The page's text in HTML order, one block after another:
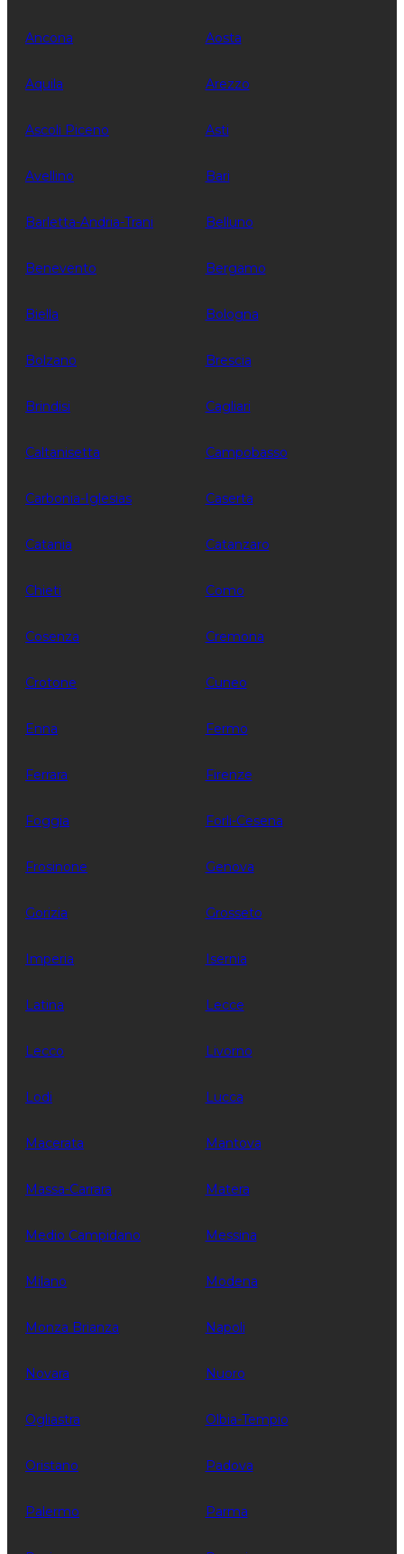
Ancona Aosta
Aquila Arezzo
Ascoli Piceno Asti
Avellino Bari
Barletta-Andria-Trani Belluno
Benevento Bergamo
Biella Bologna
Bolzano Brescia
Brindisi Cagliari
Caltanisetta Campobasso
Carbonia-Iglesias Caserta
Catania Catanzaro
Chieti Como
Cosenza Cremona
Crotone Cuneo
Enna Fermo
Ferrara Firenze
Foggia Forli-Cesena
Frosinone Genova
Gorizia Grosseto
Imperia Isernia
Latina Lecce
Lecco Livorno
Lodi Lucca
Macerata Mantova
Massa-Carrara Matera
Medio Campidano Messina
Milano Modena
Monza Brianza Napoli
Novara Nuoro
Ogliastra Olbia-Tempio
Oristano Padova
Palermo Parma